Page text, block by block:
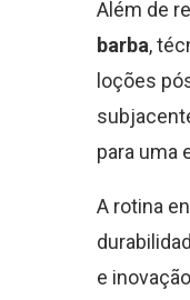
Além de
barba,
loções
para uma
A rotina
e